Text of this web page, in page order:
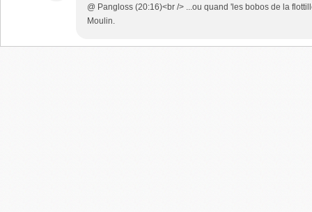
@ Pangloss (20:16)<br /> ...ou quand 'les bobos de la
Moulin.